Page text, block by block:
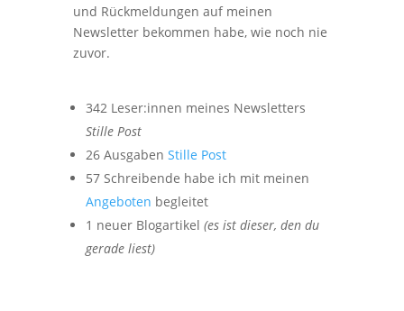
und Rückmeldungen auf meinen
Newsletter bekommen habe, wie noch nie
zuvor.
342 Leser:innen meines Newsletters
Stille Post
26 Ausgaben Stille Post
57 Schreibende habe ich mit meinen
Angeboten begleitet
1 neuer Blogartikel (es ist dieser, den du
gerade liest)